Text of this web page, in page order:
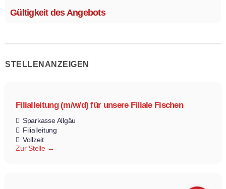
Gültigkeit des Angebots
STELLENANZEIGEN
Filialleitung (m/w/d) für unsere Filiale Fischen
Sparkasse Allgäu
Filialleitung
Vollzeit
Zur Stelle